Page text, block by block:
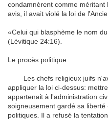
condamnèrent comme méritant
avis , il avait violé la loi de
«Celui qui blasphème le nom du
(Lévitique 24:16)
Le procès politique
Les chefs religieux juifs
appliquer la loi ci-dessus: mettre
appartenait à l'administration
soigneusement gardé sa liberté
politiques Il a refusé la tentation